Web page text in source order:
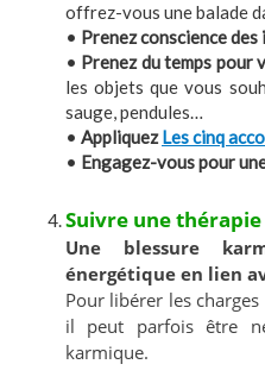
offrez-vous une balade
• Prenez conscience
• Prenez du temps pour
les objets que vous
sauge, pendules…
• AppliquezLes cinq
• Engagez-vous pour
Suivre une
Une blessure
énergétique en lien
Pour libérer les charges
il peut parfois être
karmique.